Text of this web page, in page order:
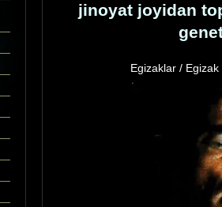
jinoyat joyidan